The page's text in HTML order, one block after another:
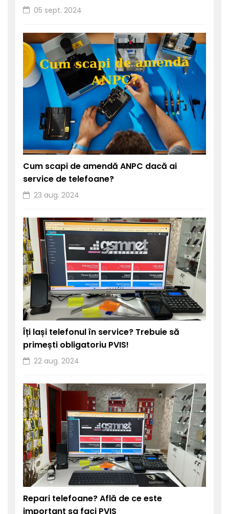
05 sept. 2024
Cum scapi de amendă ANPC dacă ai
service de telefoane?
23 aug. 2024
Îți lași telefonul în service? Trebuie să
primești obligatoriu PVIS!
22 aug. 2024
Repari telefoane? Află de ce este
important sa faci PVIS